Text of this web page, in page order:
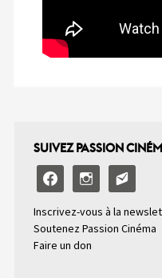
SUIVEZ PASSION
facebookinstagramemail-
alt2
Inscrivez-vous à la
Soutenez Passion Cinéma
Faire un don